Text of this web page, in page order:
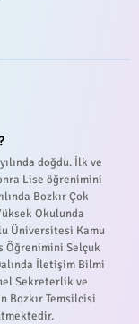
doğdu. İlk ve
Lise öğrenimini
Bozkır Çok
Okulunda
Üniversitesi Kamu
Öğrenimini Selçuk
İletişim Bilmi
Sekreterlik ve
Bozkır Temsilcisi